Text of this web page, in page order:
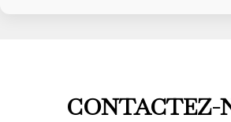
CONTACTEZ-